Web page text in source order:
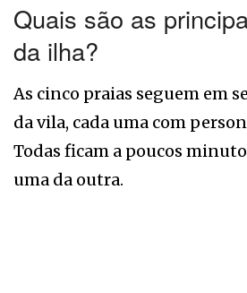
Quais são as
da ilha?
As cinco praias seguem em
da vila, cada uma com
Todas ficam a poucos
uma da outra.